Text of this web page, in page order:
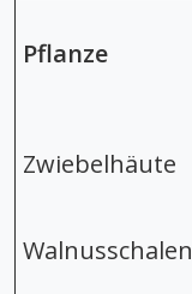
Pflanze
Zwiebelhäute
Walnusschalen